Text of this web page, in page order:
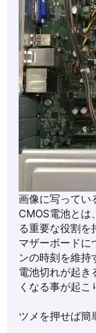
画像に写ってい
CMOS電池とは
る重要な役割を
マザーボードに
ンの時刻を維持
電池切れが起き
くなる事が起こ
ツメを押せば簡